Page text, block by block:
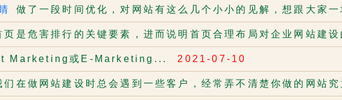
做了一段时间优化，对网站有这么几个小小的见解，想跟大家
页是危害排行的关键要素，进而说明首页合理布局对企业网站建
Marketing或E-Marketing... 2021-07-10
们在做网站建设时总会遇到一些客户，经常弄不清楚你做的网站